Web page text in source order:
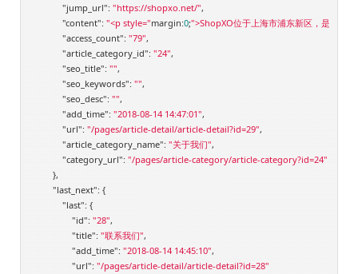
"jump_url": "https://shopxo.net/",
"content": "<p style="margin:0;">ShopXO位于上海市浦东新区，是专业
"access_count": "79",
"article_category_id": "24",
"seo_title": "",
"seo_keywords": "",
"seo_desc": "",
"add_time": "2018-08-14 14:47:01",
"url": "/pages/article-detail/article-detail?id=29",
"article_category_name": "关于我们",
"category_url": "/pages/article-category/article-category?id=24"
        },
"last_next": {
"last": {
"id": "28",
"title": "联系我们",
"add_time": "2018-08-14 14:45:10",
"url": "/pages/article-detail/article-detail?id=28"